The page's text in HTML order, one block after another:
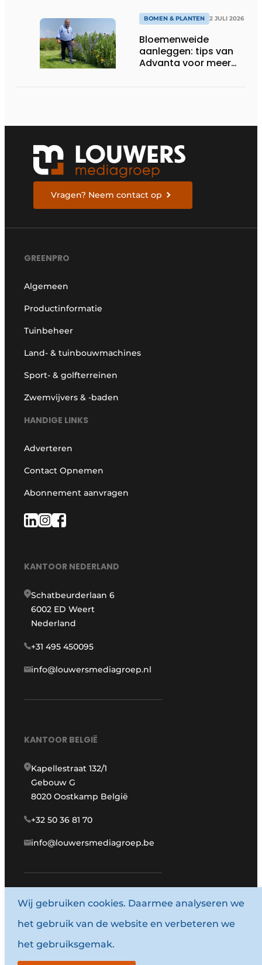
BOMEN & PLANTEN 2 JULI 2026
Bloemenweide
aanleggen: tips van
Advanta voor meer
Vragen? Neem contact op
GREENPRO
Algemeen
Productinformatie
Tuinbeheer
Land- & tuinbouwmachines
Sport- & golfterreinen
Zwemvijvers & -baden
HANDIGE LINKS
Adverteren
Contact Opnemen
Abonnement aanvragen
KANTOOR NEDERLAND
Schatbeurderlaan 6
6002 ED Weert
Nederland
+31 495 450095
info@louwersmediagroep.nl
KANTOOR BELGIË
Kapellestraat 132/1
Gebouw G
8020 Oostkamp België
+32 50 36 81 70
info@louwersmediagroep.be
www.louwersmediagroep.com
© 1987 - 2026 Louwersmediagroep.
Algemene voorwaarden
Wij gebruiken cookies. Daarmee analyseren we
het gebruik van de website en verbeteren we
het gebruiksgemak.